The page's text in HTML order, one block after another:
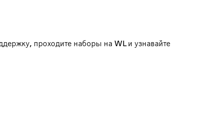
проходите наборы на WL и узнавайте